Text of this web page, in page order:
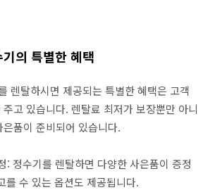
의 특별한 혜택
렌탈하시면 제공되는 특별한 혜택은 고객
고 있습니다. 렌탈료 최저가 보장뿐만 아니
품이 준비되어 있습니다.
: 정수기를 렌탈하면 다양한 사은품이 증정
를 수 있는 옵션도 제공됩니다.